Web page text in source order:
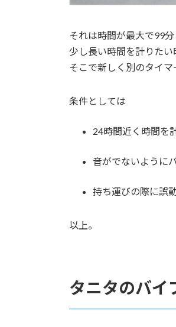
それは時間が最大で99
少し長い時間を計りたい
そこで新しく別のタイマ
条件としては
24時間近く時間を
音がでないように
持ち運びの際に誤
以上。
タニタのバイ